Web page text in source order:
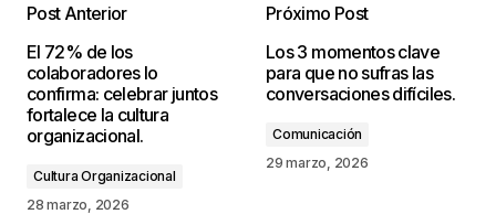
publicada.
Los campos obligatorios están
marcados con
Comentario
Post Anterior
El 72% de los
colaboradores lo
confirma: celebrar juntos
fortalece la cultura
organizacional.
Cultura Organizacional
28 marzo, 2026
Próximo Post
Los 3 momentos clave
para que no sufras las
conversaciones difíciles.
Comunicación
29 marzo, 2026